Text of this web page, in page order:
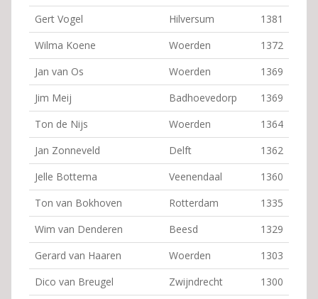
Gert Vogel
Hilversum
1381
Wilma Koene
Woerden
1372
Jan van Os
Woerden
1369
Jim Meij
Badhoevedorp
1369
Ton de Nijs
Woerden
1364
Jan Zonneveld
Delft
1362
Jelle Bottema
Veenendaal
1360
Ton van Bokhoven
Rotterdam
1335
Wim van Denderen
Beesd
1329
Gerard van Haaren
Woerden
1303
Dico van Breugel
Zwijndrecht
1300